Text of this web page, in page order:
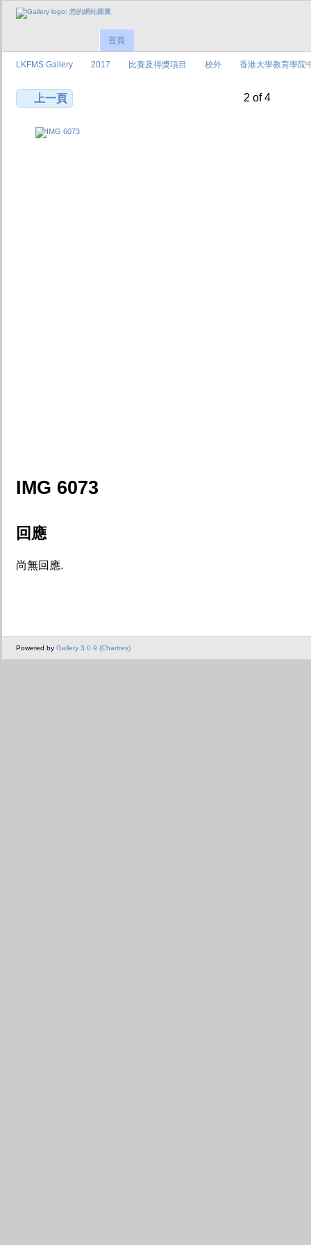
首頁
LKFMS Gallery 2017 比賽及得獎項目 校外 香港大學教育學院
上一頁 2 of 4
IMG 6073
回應
尚無回應.
Powered by Gallery 3.0.9 (Chartres)